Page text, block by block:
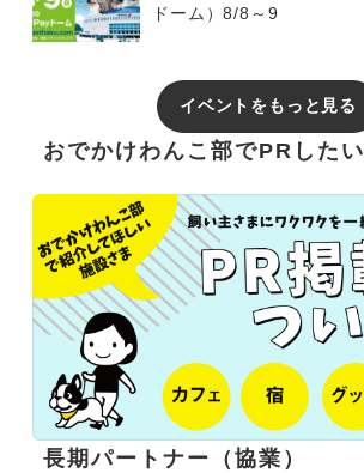
ドーム）8/8～9
イベントをもっと見る
おでかけわんこ部でPRしたい
長期パートナー（協業）